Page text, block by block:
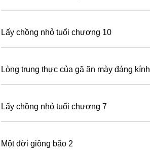
Lấy chồng nhỏ tuổi chương 10
Lòng trung thực của gã ăn mày đáng kính
Lấy chồng nhỏ tuổi chương 7
Một đời giông bão 2